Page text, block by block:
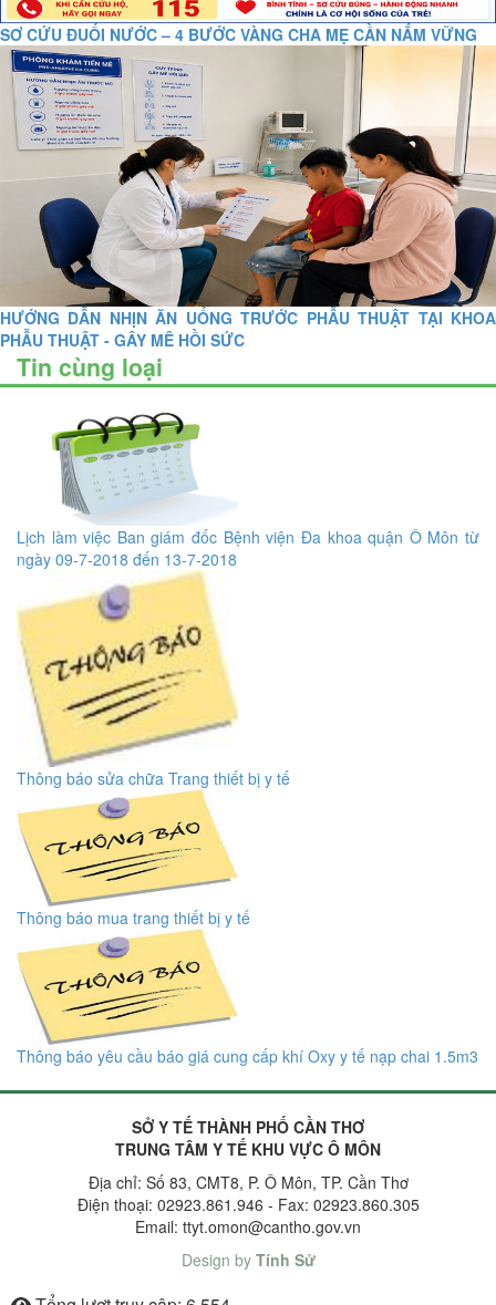
SƠ CỨU ĐUỐI NƯỚC – 4 BƯỚC VÀNG CHA MẸ CẦN NẮM VỮNG
HƯỚNG DẪN NHỊN ĂN UỐNG TRƯỚC PHẪU THUẬT TẠI KHOA
PHẪU THUẬT - GÂY MÊ HỒI SỨC
Tin cùng loại
Lịch làm việc Ban giám đốc Bệnh viện Đa khoa quận Ô Môn từ
ngày 09-7-2018 đến 13-7-2018
Thông báo sửa chữa Trang thiết bị y tế
Thông báo mua trang thiết bị y tế
Thông báo yêu cầu báo giá cung cấp khí Oxy y tế nạp chai 1.5m3
SỞ Y TẾ THÀNH PHỐ CẦN THƠ
TRUNG TÂM Y TẾ KHU VỰC Ô MÔN
Địa chỉ: Số 83, CMT8, P. Ô Môn, TP. Cần Thơ
Điện thoại: 02923.861.946 - Fax: 02923.860.305
Email: ttyt.omon@cantho.gov.vn
Design by Tính Sử